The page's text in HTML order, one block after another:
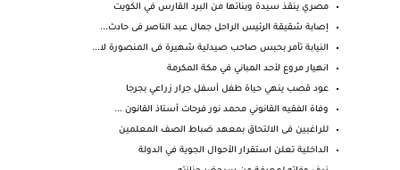
مصري ينقذ سيدة وبناتها من البرد القارس في الكويت
إصابة شقيقة الرئيس الراحل جمال عبد الناصر فى حادث...
النيابة تأمر بحبس صاحب صيدلية شهيرة فى المنصورة لا...
انهيار مروع لأحد المباني في مكة المكرمة
عود قصب ينهي حياة طفل أسفل جرار زراعي بجرجا
وفاة الفقيه القانوني محمد نور فرحات أستاذ القانون ...
للراغبين فى الالتحاق بمعهد ضباط الصف المعلمين
الداخلية تعلن استقرار الأحوال الجوية في الدولة